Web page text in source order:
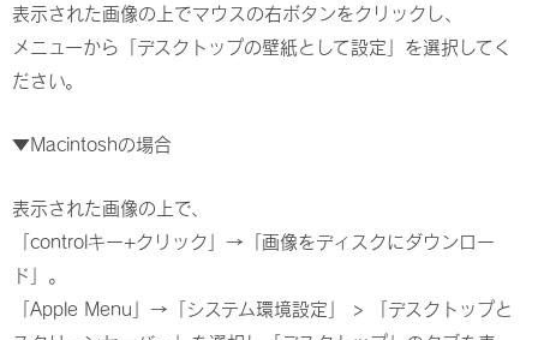
表示された画像の上でマウスの右ボタンをクリックし、
メニューから「デスクトップの壁紙として設定」を選択してく
ださい。
▼Macintoshの場合
表示された画像の上で、
「controlキー+クリック」→「画像をディスクにダウンロー
ド」。
「Apple Menu」→「システム環境設定」 > 「デスクトップと